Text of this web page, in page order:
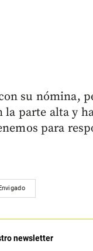
su nómina,
la parte alta y
para
Envigado
newsletter